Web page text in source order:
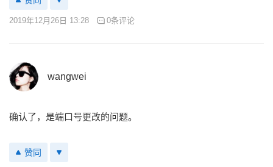
2019年12月26日 13:28 0条评论
wangwei
确认了，是端口号更改的问题。
赞同